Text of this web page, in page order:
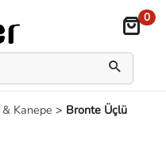
0
Kanepe > Bronte Üçlü